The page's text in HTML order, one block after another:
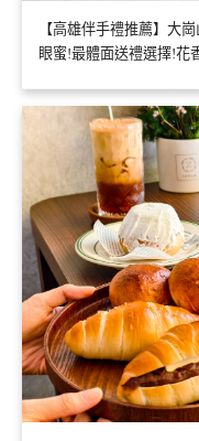
【高雄伴手禮推薦】大
眼蜜!最體面送禮選擇!花